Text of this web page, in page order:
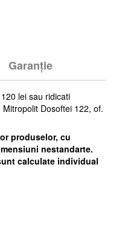
Garanție
lei sau ridicati
Dosoftei 122, of.
produselor, cu
nestandarte.
calculate individual